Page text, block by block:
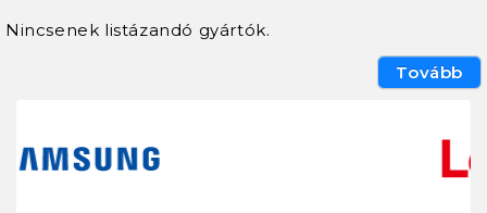
Nincsenek listázandó gyártók.
Tovább